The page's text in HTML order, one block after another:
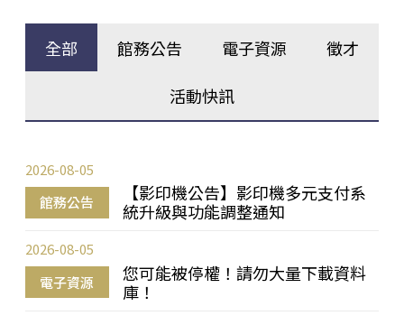
全部 館務公告 電子資源 徵才
活動快訊
館務公告
【影印機公告】影印機多元支付系
統升級與功能調整通知
2026-08-05
電子資源
您可能被停權！請勿大量下載資料
庫！
2026-08-05